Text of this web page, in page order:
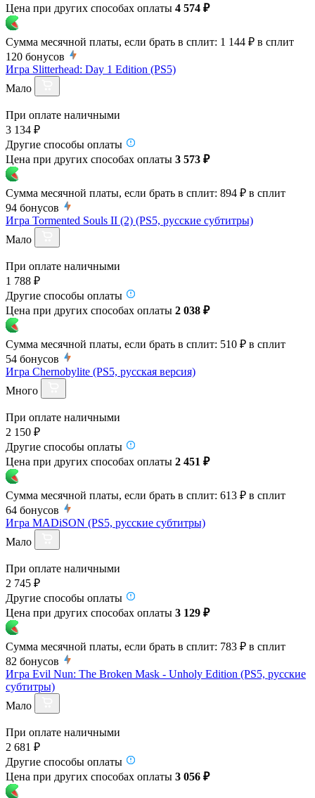
Цена при других способах оплаты 4 574 ₽
Сумма месячной платы, если брать в сплит: 1 144 ₽ в сплит
120 бонусов
Игра Slitterhead: Day 1 Edition (PS5)
Мало
При оплате наличными
3 134 ₽
Другие способы оплаты
Цена при других способах оплаты 3 573 ₽
Сумма месячной платы, если брать в сплит: 894 ₽ в сплит
94 бонусов
Игра Tormented Souls II (2) (PS5, русские субтитры)
Мало
При оплате наличными
1 788 ₽
Другие способы оплаты
Цена при других способах оплаты 2 038 ₽
Сумма месячной платы, если брать в сплит: 510 ₽ в сплит
54 бонусов
Игра Chernobylite (PS5, русская версия)
Много
При оплате наличными
2 150 ₽
Другие способы оплаты
Цена при других способах оплаты 2 451 ₽
Сумма месячной платы, если брать в сплит: 613 ₽ в сплит
64 бонусов
Игра MADiSON (PS5, русские субтитры)
Мало
При оплате наличными
2 745 ₽
Другие способы оплаты
Цена при других способах оплаты 3 129 ₽
Сумма месячной платы, если брать в сплит: 783 ₽ в сплит
82 бонусов
Игра Evil Nun: The Broken Mask - Unholy Edition (PS5, русские
субтитры)
Мало
При оплате наличными
2 681 ₽
Другие способы оплаты
Цена при других способах оплаты 3 056 ₽